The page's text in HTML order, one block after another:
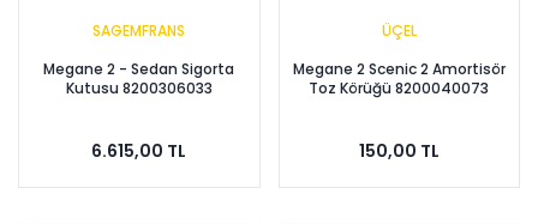
SAGEMFRANS
Megane 2 - Sedan Sigorta
Kutusu 8200306033
6.615,00 TL
ÜÇEL
Megane 2 Scenic 2 Amortisör
Toz Körüğü 8200040073
150,00 TL